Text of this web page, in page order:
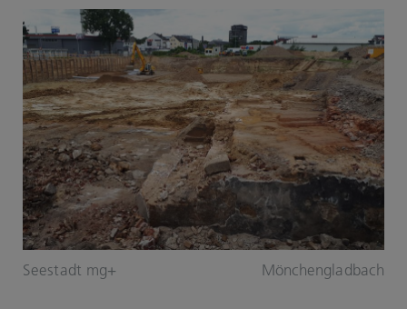
Seestadt mg+ Mönchengladbach